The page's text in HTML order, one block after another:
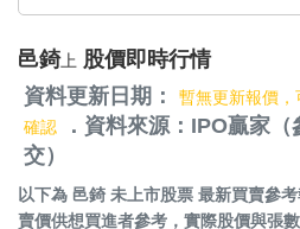
邑錡上 股價即時行情
資料更新日期：
暫無更新報價，
確認
．資料來源：IPO贏家
交）
以下為 邑錡 未上市股票 最新買賣參
賣價供想買進者參考，實際股價與張